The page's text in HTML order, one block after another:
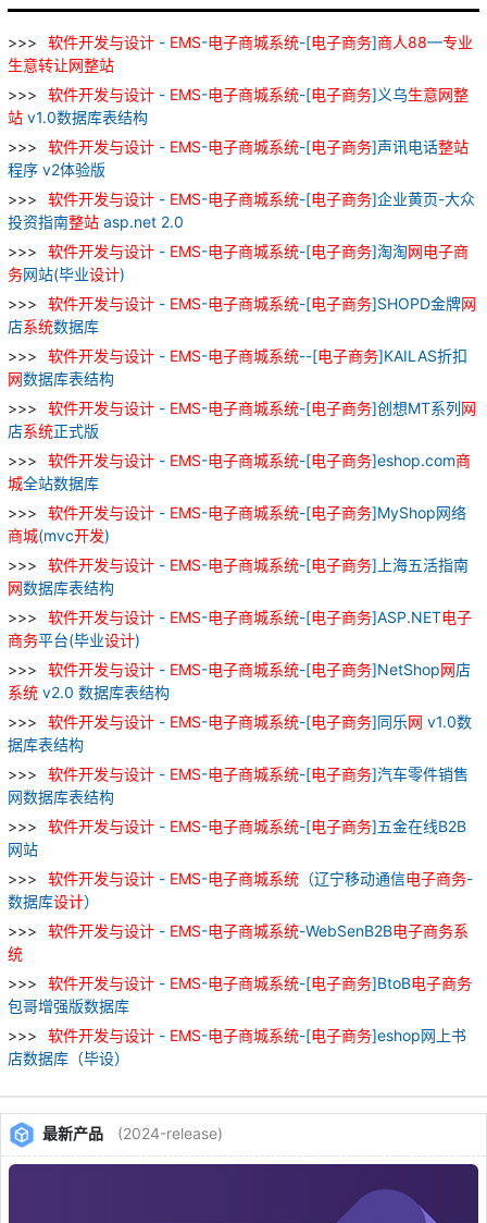
软件开发与设计 - EMS-电子商城系统-[电子商务]商人88—专业
生意转让网整站
软件开发与设计 - EMS-电子商城系统-[电子商务]义乌生意网整
站 v1.0数据库表结构
软件开发与设计 - EMS-电子商城系统-[电子商务]声讯电话整站
程序 v2体验版
软件开发与设计 - EMS-电子商城系统-[电子商务]企业黄页-大众
投资指南整站 asp.net 2.0
软件开发与设计 - EMS-电子商城系统-[电子商务]淘淘网电子商
务网站(毕业设计)
软件开发与设计 - EMS-电子商城系统-[电子商务]SHOPD金牌网
店系统数据库
软件开发与设计 - EMS-电子商城系统--[电子商务]KAILAS折扣
网数据库表结构
软件开发与设计 - EMS-电子商城系统-[电子商务]创想MT系列网
店系统正式版
软件开发与设计 - EMS-电子商城系统-[电子商务]eshop.com商
城全站数据库
软件开发与设计 - EMS-电子商城系统-[电子商务]MyShop网络
商城(mvc开发)
软件开发与设计 - EMS-电子商城系统-[电子商务]上海五活指南
网数据库表结构
软件开发与设计 - EMS-电子商城系统-[电子商务]ASP.NET电子
商务平台(毕业设计)
软件开发与设计 - EMS-电子商城系统-[电子商务]NetShop网店
系统 v2.0 数据库表结构
软件开发与设计 - EMS-电子商城系统-[电子商务]同乐网 v1.0数
据库表结构
软件开发与设计 - EMS-电子商城系统-[电子商务]汽车零件销售
网数据库表结构
软件开发与设计 - EMS-电子商城系统-[电子商务]五金在线B2B
网站
软件开发与设计 - EMS-电子商城系统 （辽宁移动通信电子商务-
数据库设计）
软件开发与设计 - EMS-电子商城系统-WebSenB2B电子商务系
统
软件开发与设计 - EMS-电子商城系统-[电子商务]BtoB电子商务
包哥增强版数据库
软件开发与设计 - EMS-电子商城系统-[电子商务]eshop网上书
店数据库（毕设）
最新产品 (2024-release)